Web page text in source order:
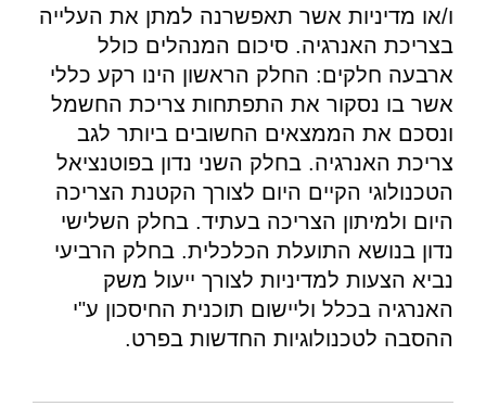
ו/או מדיניות אשר תאפשרנה למתן את העלייה
בצריכת האנרגיה. סיכום המנהלים כולל
ארבעה חלקים: החלק הראשון הינו רקע כללי
אשר בו נסקור את התפתחות צריכת החשמל
ונסכם את הממצאים החשובים ביותר לגב
צריכת האנרגיה. בחלק השני נדון בפוטנציאל
הטכנולוגי הקיים היום לצורך הקטנת הצריכה
היום ולמיתון הצריכה בעתיד. בחלק השלישי
נדון בנושא התועלת הכלכלית. בחלק הרביעי
נביא הצעות למדיניות לצורך ייעול משק
האנרגיה בכלל וליישום תוכנית החיסכון ע"י
ההסבה לטכנולוגיות החדשות בפרט.